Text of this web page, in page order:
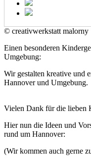
© creativwerkstatt malorny
Einen besonderen
Umgebung:
Wir gestalten kreative und
Hannover und Umgebung.
Vielen Dank für die lieben
Hier nun die Ideen und
rund um Hannover:
(Wir kommen auch gerne